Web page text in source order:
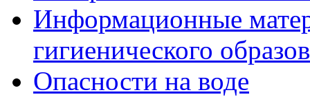
Информационные
гигиенического
Опасности на воде